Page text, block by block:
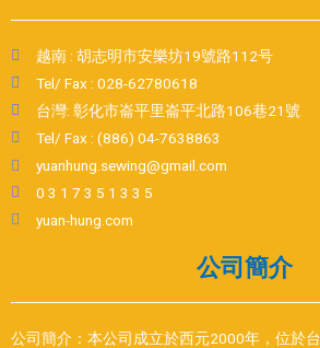
越南 : 胡志明市安樂坊19號路112号
Tel/ Fax : 028-62780618
台灣: 彰化市崙平里崙平北路106巷21號
Tel/ Fax : (886) 04-7638863
yuanhung.sewing@gmail.com
0 3 1 7 3 5 1 3 3 5
yuan-hung.com
公司簡介
公司簡介：本公司成立於西元2000年，位於